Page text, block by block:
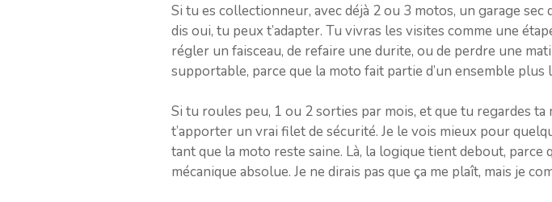
Si tu es collectionneur, avec déjà 2 ou 3 motos, un garage
dis oui, tu peux t’adapter. Tu vivras les visites comme une
régler un faisceau, de refaire une durite, ou de perdre une
supportable, parce que la moto fait partie d’un ensemble plus
Si tu roules peu, 1 ou 2 sorties par mois, et que tu regardes
t’apporter un vrai filet de sécurité. Je le vois mieux pour
tant que la moto reste saine. Là, la logique tient debout,
mécanique absolue. Je ne dirais pas que ça me plaît, mais je